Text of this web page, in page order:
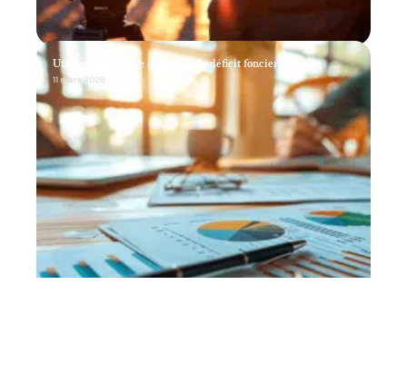
Utilisation efficace du report de déficit foncier
11 mars 2026